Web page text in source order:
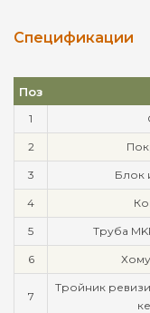
Спецификации
Поз
1
2
3 Блок
4
5 Труба
6
7
Тройник